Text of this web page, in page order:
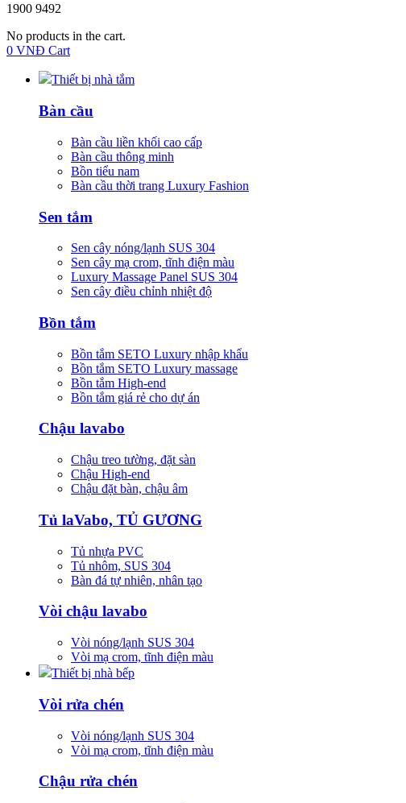
1900 9492
No products in the cart.
0 VNĐ Cart
Thiết bị nhà tắm
Bàn cầu
Bàn cầu liền khối cao cấp
Bàn cầu thông minh
Bồn tiểu nam
Bàn cầu thời trang Luxury Fashion
Sen tắm
Sen cây nóng/lạnh SUS 304
Sen cây mạ crom, tĩnh điện màu
Luxury Massage Panel SUS 304
Sen cây điều chỉnh nhiệt độ
Bồn tắm
Bồn tắm SETO Luxury nhập khẩu
Bồn tắm SETO Luxury massage
Bồn tắm High-end
Bồn tắm giá rẻ cho dự án
Chậu lavabo
Chậu treo tường, đặt sàn
Chậu High-end
Chậu đặt bàn, chậu âm
Tủ laVabo, TỦ GƯƠNG
Tủ nhựa PVC
Tủ nhôm, SUS 304
Bàn đá tự nhiên, nhân tạo
Vòi chậu lavabo
Vòi nóng/lạnh SUS 304
Vòi mạ crom, tĩnh điện màu
Thiết bị nhà bếp
Vòi rửa chén
Vòi nóng/lạnh SUS 304
Vòi mạ crom, tĩnh điện màu
Chậu rửa chén